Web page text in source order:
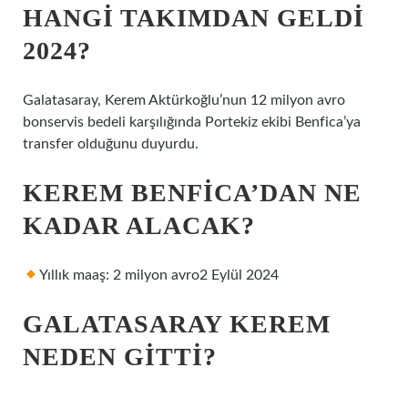
HANGI TAKIMDAN GELDI
2024?
Galatasaray, Kerem Aktürkoğlu’nun 12 milyon avro
bonservis bedeli karşılığında Portekiz ekibi Benfica’ya
transfer olduğunu duyurdu.
KEREM BENFICA’DAN NE
KADAR ALACAK?
Yıllık maaş: 2 milyon avro2 Eylül 2024
GALATASARAY KEREM
NEDEN GITTI?